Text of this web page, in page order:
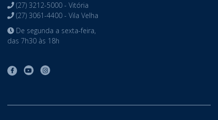
(27) 3212-5000 - Vitória
(27) 3061-4400 - Vila Velha
De segunda a sexta-feira,
das 7h30 às 18h